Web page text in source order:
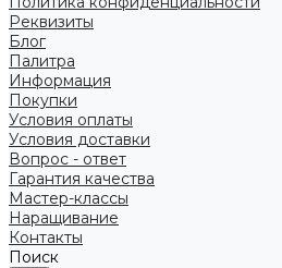
Реквизиты
Блог
Палитра
Информация
Покупки
Условия оплаты
Условия доставки
Вопрос - ответ
Гарантия качества
Мастер-классы
Наращивание
Контакты
Поиск